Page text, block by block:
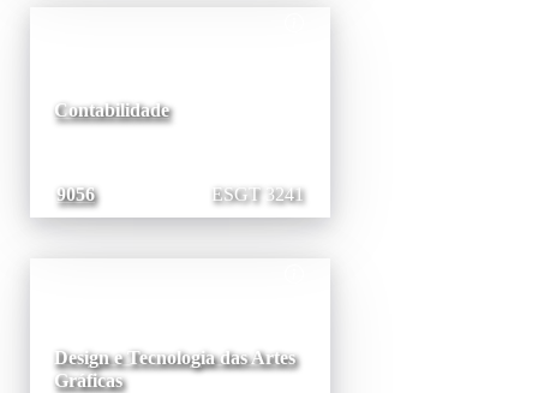
9056
Contabilidade
ESGT 3241
Design e Tecnologia das Artes
Gráficas